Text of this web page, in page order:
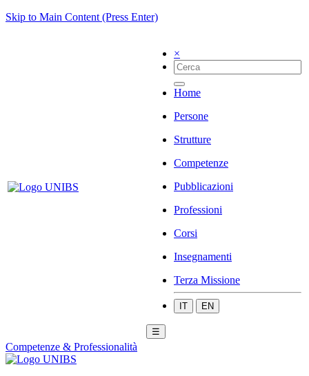
Skip to Main Content (Press Enter)
×
Home
Persone
Strutture
Competenze
Pubblicazioni
Professioni
Corsi
Insegnamenti
Terza Missione
IT EN
☰
Competenze & Professionalità